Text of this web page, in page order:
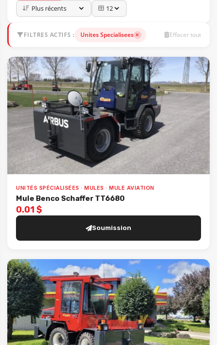
FILTRES ACTIFS : Unites Specialisees Effacer tout
UNITÉS SPÉCIALISÉES · MULES · MULE AVIATION
Mule Benco Schaffer TT6680
0.01 $
Soumission